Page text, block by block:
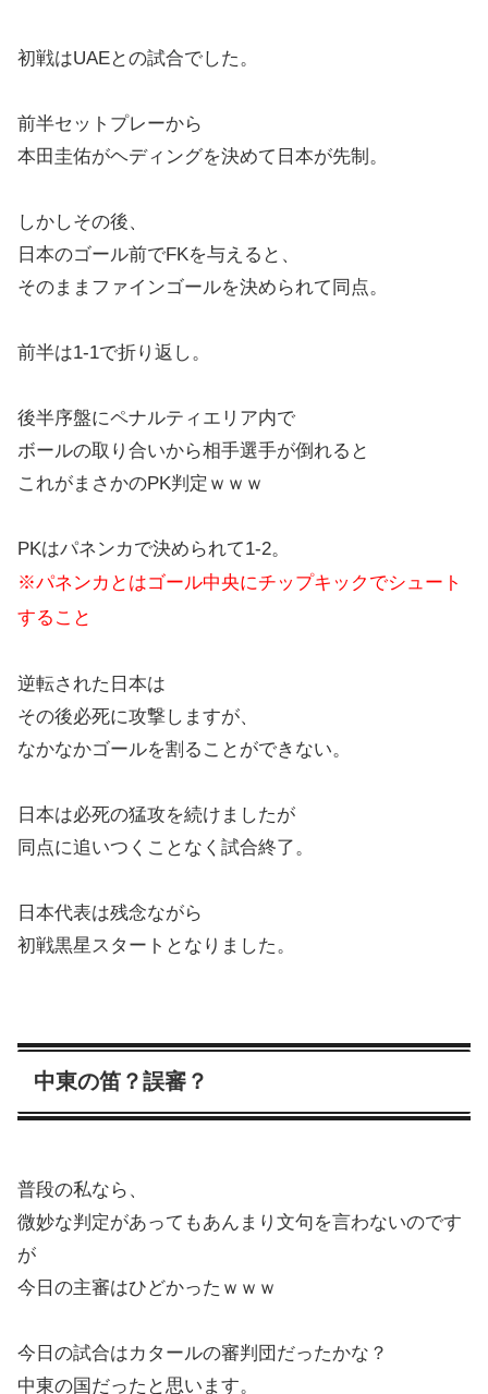
初戦はUAEとの試合でした。
前半セットプレーから
本田圭佑がヘディングを決めて日本が先制。
しかしその後、
日本のゴール前でFKを与えると、
そのままファインゴールを決められて同点。
前半は1-1で折り返し。
後半序盤にペナルティエリア内で
ボールの取り合いから相手選手が倒れると
これがまさかのPK判定ｗｗｗ
PKはパネンカで決められて1-2。
※パネンカとはゴール中央にチップキックでシュート
すること
逆転された日本は
その後必死に攻撃しますが、
なかなかゴールを割ることができない。
日本は必死の猛攻を続けましたが
同点に追いつくことなく試合終了。
日本代表は残念ながら
初戦黒星スタートとなりました。
中東の笛？誤審？
普段の私なら、
微妙な判定があってもあんまり文句を言わないのです
が
今日の主審はひどかったｗｗｗ
今日の試合はカタールの審判団だったかな？
中東の国だったと思います。